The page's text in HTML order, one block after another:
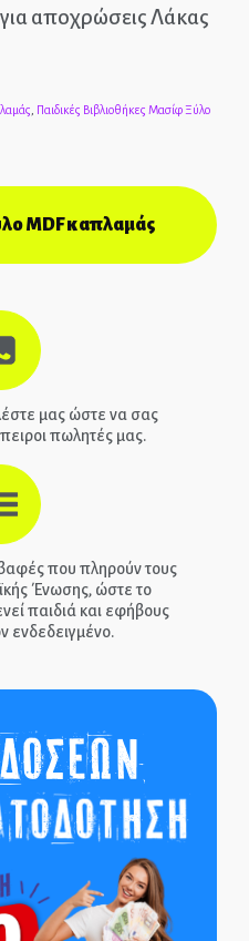
αποχρώσεις Λάκας
Παιδικές Βιβλιοθήκες Μασίφ Ξύλο
MDF καπλαμάς
μας ώστε να σας
πωλητές μας.
που πληρούν τους
Ένωσης, ώστε το
παιδιά και εφήβους
ενδεδειγμένο.